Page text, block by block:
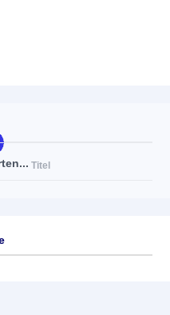
Titel